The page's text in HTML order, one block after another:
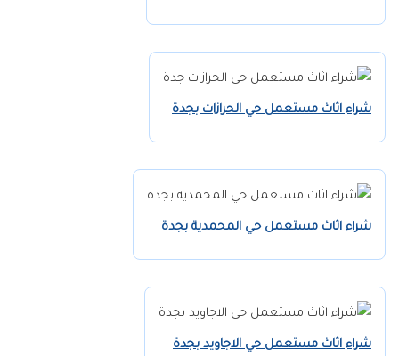
شراء اثاث مستعمل حي الحرازات بجدة
شراء اثاث مستعمل حي المحمدية بجدة
شراء اثاث مستعمل حي الاجاويد بجدة